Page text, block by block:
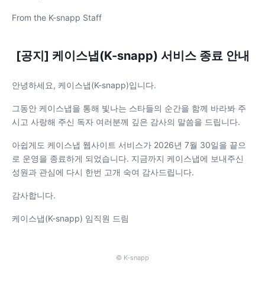
From the K-snapp Staff
[공지] 케이스냅(K-snapp) 서비스 종료 안내
안녕하세요, 케이스냅(K-snapp)입니다.
그동안 케이스냅을 통해 빛나는 스타들의 순간을 함께 바라봐 주
시고 사랑해 주신 독자 여러분께 깊은 감사의 말씀을 드립니다.
아쉽게도 케이스냅 웹사이트 서비스가 2026년 7월 30일을 끝으
로 운영을 종료하게 되었습니다. 지금까지 케이스냅에 보내주신
성원과 관심에 다시 한번 고개 숙여 감사드립니다.
감사합니다.
케이스냅(K-snapp) 임직원 드림
© K-snapp